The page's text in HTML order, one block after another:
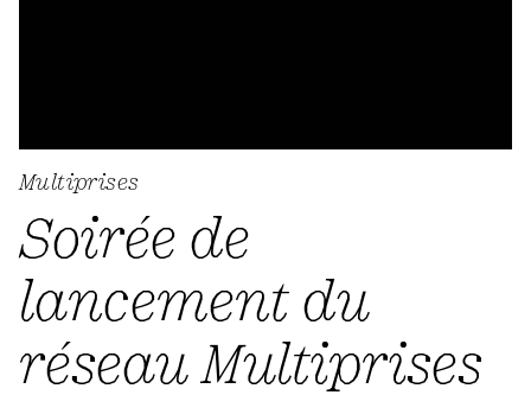
Multiprises
Soirée de
lancement du
réseau Multiprises